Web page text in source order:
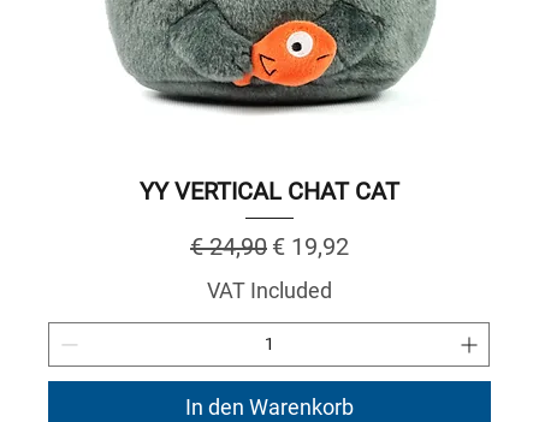
YY VERTICAL CHAT CAT
Regular Price
€ 24,90 Sale Price
€ 19,92
VAT Included
In den Warenkorb